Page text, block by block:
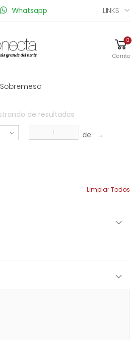
Whatsapp LINKS
menu
0
Carrito
de resultados
de →
Limpiar Todos